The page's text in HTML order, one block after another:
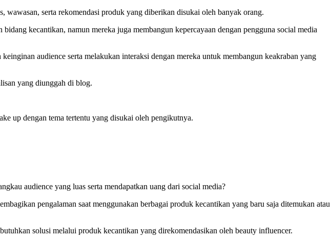
serta rekomendasi produk yang diberikan disukai oleh banyak orang.
kecantikan, namun mereka juga membangun kepercayaan dengan pengguna social media
audience serta melakukan interaksi dengan mereka untuk membangun keakraban yang
yang diunggah di blog.
up dengan tema tertentu yang disukai oleh pengikutnya.
audience yang luas serta mendapatkan uang dari social media?
pengalaman saat menggunakan berbagai produk kecantikan yang baru saja ditemukan atau
solusi melalui produk kecantikan yang direkomendasikan oleh beauty influencer.